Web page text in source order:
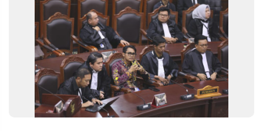
RESOLUSI
MEDIA
PRAMUDITA